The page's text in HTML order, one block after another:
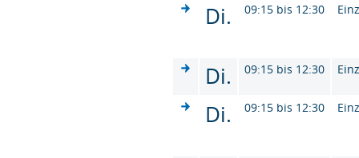
Di. 09:15 bis 12:30
Di. 09:15 bis 12:30
Di. 09:15 bis 12:30